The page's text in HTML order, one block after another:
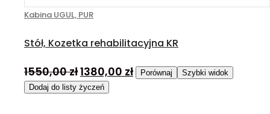
Kabina UGUL, PUR
Stół, Kozetka rehabilitacyjna KR
1550,00zł1380,00 zł Porównaj
Szybki widok
Dodaj do listy życzeń